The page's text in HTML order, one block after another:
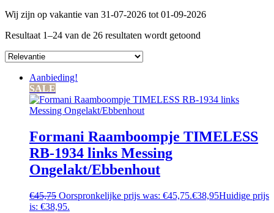
Wij zijn op vakantie van 31-07-2026 tot 01-09-2026
Resultaat 1–24 van de 26 resultaten wordt getoond
Aanbieding!
SALE
Formani Raamboompje TIMELESS
RB-1934 links Messing
Ongelakt/Ebbenhout
€45,75 Oorspronkelijke prijs was: €45,75.€38,95Huidige prijs
is: €38,95.